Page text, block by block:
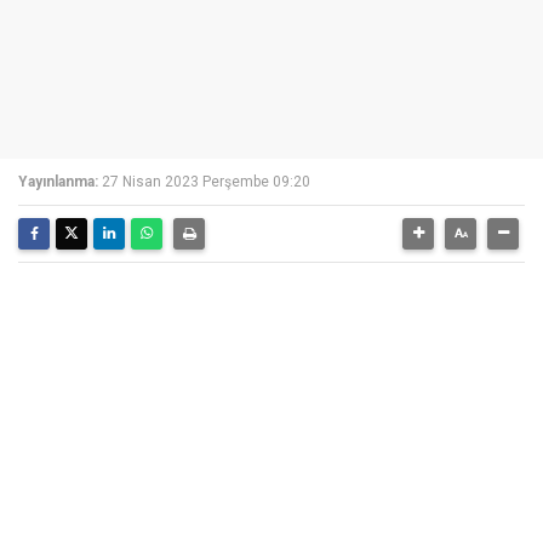
Yayınlanma: 27 Nisan 2023 Perşembe 09:20